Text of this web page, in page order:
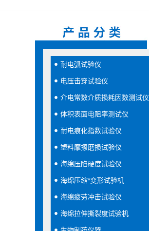
耐电弧试验仪
电压击穿试验仪
介电常数介质损耗因数测试仪
体积表面电阻率测试仪
耐电痕化指数试验仪
塑料摩擦磨损试验仪
海绵压陷硬度试验仪
海绵压缩*变形试验机
海绵疲劳冲击试验仪
海绵拉伸撕裂度试验机